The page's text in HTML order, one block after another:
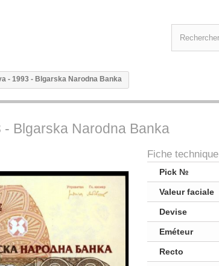
- 1993 - Blgarska Narodna Banka
Blgarska Narodna Banka
Fiche technique
Pick №
Valeur faciale
Devise
Eméteur
Recto